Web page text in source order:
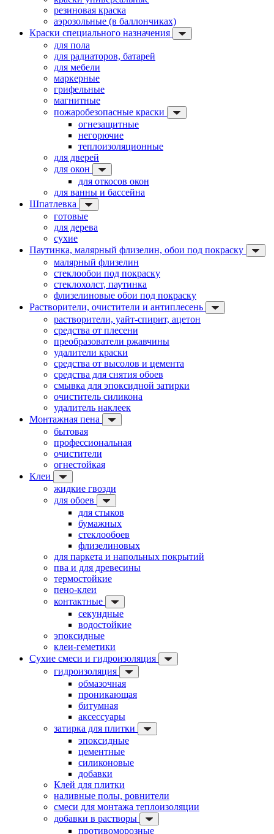
резиновая краска
аэрозольные (в баллончиках)
Краски специального назначения
для пола
для радиаторов, батарей
для мебели
маркерные
грифельные
магнитные
пожаробезопасные краски
огнезащитные
негорючие
теплоизоляционные
для дверей
для окон
для откосов окон
для ванны и бассейна
Шпатлевка
готовые
для дерева
сухие
Паутинка, малярный флизелин, обои под покраску
малярный флизелин
стеклообои под покраску
стеклохолст, паутинка
флизелиновые обои под покраску
Растворители, очистители и антиплесень
растворители, уайт-спирит, ацетон
средства от плесени
преобразователи ржавчины
удалители краски
средства от высолов и цемента
средства для снятия обоев
смывка для эпоксидной затирки
очиститель силикона
удалитель наклеек
Монтажная пена
бытовая
профессиональная
очистители
огнестойкая
Клеи
жидкие гвозди
для обоев
для стыков
бумажных
стеклообоев
флизелиновых
для паркета и напольных покрытий
пва и для древесины
термостойкие
пено-клеи
контактные
секундные
водостойкие
эпоксидные
клеи-геметики
Сухие смеси и гидроизоляция
гидроизоляция
обмазочная
проникающая
битумная
аксессуары
затирка для плитки
эпоксидные
цементные
силиконовые
добавки
Клей для плитки
наливные полы, ровнители
смеси для монтажа теплоизоляции
добавки в растворы
противоморозные